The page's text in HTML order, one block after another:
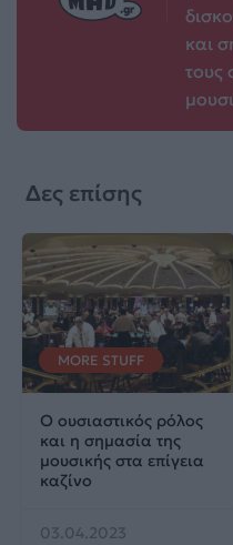
και
τους
Δες επίσης
MORE STUFF
Ο ουσιαστικός ρόλος
και η σημασία της
μουσικής στα επίγεια
καζίνο
03.04.2023